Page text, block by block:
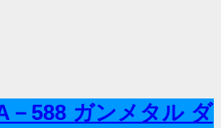
－588 ガンメタル ダ